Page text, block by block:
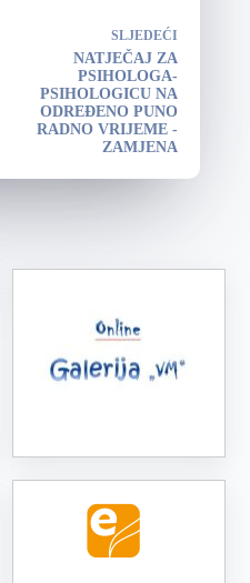
SLJEDEĆI
NATJEČAJ ZA
PSIHOLOGA-
PSIHOLOGICU NA
ODREĐENO PUNO
RADNO VRIJEME -
ZAMJENA